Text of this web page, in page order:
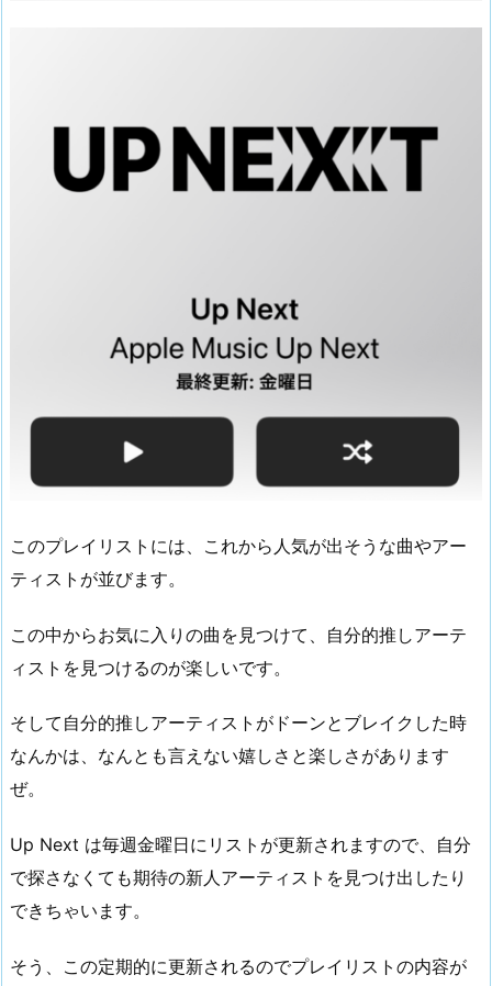
このプレイリストには、これから人気が出そうな曲やアー
ティストが並びます。
この中からお気に入りの曲を見つけて、自分的推しアーテ
ィストを見つけるのが楽しいです。
そして自分的推しアーティストがドーンとブレイクした時
なんかは、なんとも言えない嬉しさと楽しさがあります
ぜ。
Up Next は毎週金曜日にリストが更新されますので、自分
で探さなくても期待の新人アーティストを見つけ出したり
できちゃいます。
そう、この定期的に更新されるのでプレイリストの内容が